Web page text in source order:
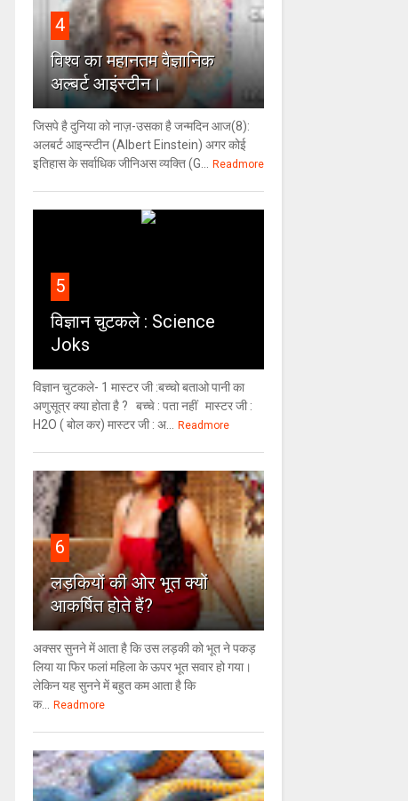
4
विश्‍व का महानतम वैज्ञानिक
अल्बर्ट आइंस्टीन।
जिसपे है दुनिया को नाज़-उसका है जन्मदिन आज(8):
अलबर्ट आइन्स्टीन (Albert Einstein) अगर कोई
इतिहास के सर्वाधिक जीनिअस व्यक्ति (G...
Readmore
5
विज्ञान चुटकले : Science
Joks
विज्ञान चुटकले- 1 मास्टर जी :बच्चो बताओ पानी का
अणुसूत्र क्या होता है ? बच्चे : पता नहीं मास्टर जी :
H2O ( बोल कर) मास्टर जी : अ...
Readmore
6
लड़कियों की ओर भूत क्‍यों
आकर्षित होते हैं?
अक्सर सुनने में आता है कि उस लड़की को भूत ने पकड़
लिया या फिर फलां महिला के ऊपर भूत सवार हो गया।
लेकिन यह सुनने में बहुत कम आता है कि
क...
Readmore